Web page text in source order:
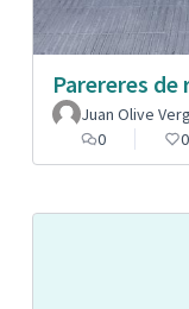
Parereres
Juan Olive
0
0